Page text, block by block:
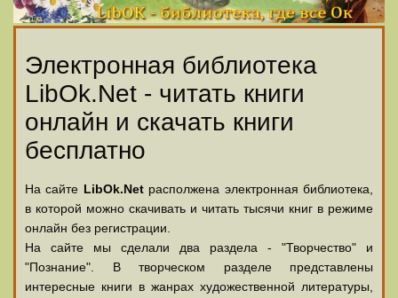
Электронная библиотека
LibOk.Net - читать книги
онлайн и скачать книги
бесплатно
На сайте LibOk.Netрасполжена электронная библиотека,
в которой можно скачивать и читать тысячи книг в режиме
онлайн без регистрации.
На сайте мы сделали два раздела - "Творчество" и
"Познание". В творческом разделе представлены
интересные книги в жанрах художественной литературы,